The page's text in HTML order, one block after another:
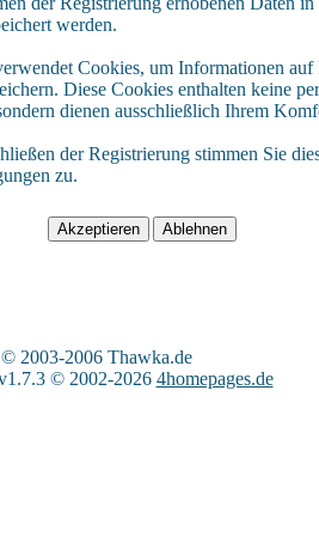
werden.
Cookies, um Informationen auf
Diese Cookies enthalten keine
dienen ausschließlich Ihrem
der Registrierung stimmen Sie
zu.
2003-2006 Thawka.de
© 2002-2026 4homepages.de